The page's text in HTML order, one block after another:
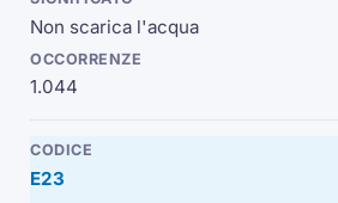
Non scarica l'acqua
1.044
E23